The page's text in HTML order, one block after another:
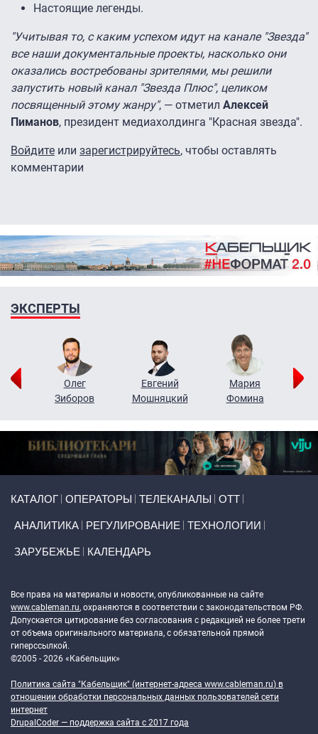
Настоящие легенды.
"Учитывая то, с каким успехом идут на канале "Звезда"
все наши документальные проекты, насколько они
оказались востребованы зрителями, мы решили
запустить новый канал "Звезда Плюс", целиком
посвященный этому жанру", — отметил Алексей
Пиманов, президент медиахолдинга "Красная звезда".
Войдите или зарегистрируйтесь, чтобы оставлять
комментарии
ЭКСПЕРТЫ
Олег
Зиборов
Евгений
Мошняцкий
Мария
Фомина
КАТАЛОГ ОПЕРАТОРЫ ТЕЛЕКАНАЛЫ ОТТ
АНАЛИТИКА РЕГУЛИРОВАНИЕ ТЕХНОЛОГИИ
ЗАРУБЕЖЬЕ КАЛЕНДАРЬ
Все права на материалы и новости, опубликованные на сайте
www.cableman.ru, охраняются в соответствии с законодательством РФ.
Допускается цитирование без согласования с редакцией не более трети
от объема оригинального материала, с обязательной прямой
гиперссылкой.
©2005 - 2026 «Кабельщик»
Политика сайта "Кабельщик" (интернет-адреса www.cableman.ru) в
отношении обработки персональных данных пользователей сети
интернет
DrupalCoder — поддержка сайта c 2017 года